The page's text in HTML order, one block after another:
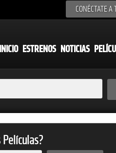
CONÉCTATE A
INICIO ESTRENOS NOTICIAS